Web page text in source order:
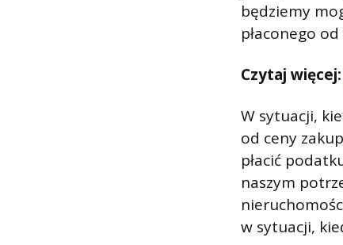
będziemy
płaconego
Czytaj więcej:
W sytuacji,
od ceny
płacić
naszym
w sytuacji,